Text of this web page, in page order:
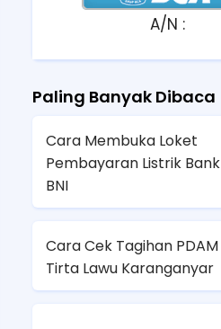
A/N :
Paling Banyak Dibaca
Cara Membuka Loket
Pembayaran Listrik Bank
BNI
Cara Cek Tagihan PDAM
Tirta Lawu Karanganyar